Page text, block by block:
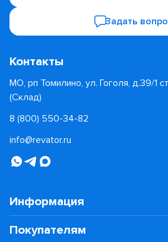
Задать
Контакты
МО, рп Томилино, ул. Гоголя, д.39/1
(Склад)
8 (800) 550-34-82
info@revator.ru
Информация
Покупателям